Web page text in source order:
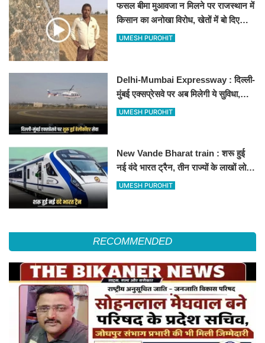
फसल बीमा मुआवजा न मिलने पर राजस्थान में
किसान का अनोखा विरोध, खेतों में बो दिए
500-500 रुपए के नोट, वीडियो वायरल
UMESH PUROHIT
Delhi-Mumbai Expressway : दिल्ली-
मुंबई एक्सप्रेसवे पर अब मिलेगी ये सुविधा,
हेलीकॉप्टर सर्विस से तुरंत घायल पहुंचेगा
UMESH PUROHIT
New Vande Bharat train : शरू हुई
नई वंदे भारत ट्रैन, तीन राज्यों के लाखों लोगों
का सफर होगा आसान, देखें पूरा रूटमैप
UMESH PUROHIT
RECOMMENDED